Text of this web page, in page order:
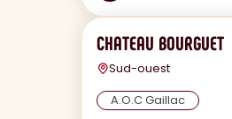
CHATEAU BOURGUET
Sud-ouest
A.O.C Gaillac